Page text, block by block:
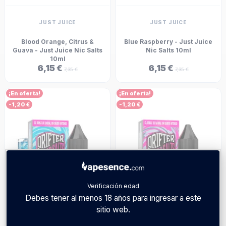
Verificación edad
Debes tener al menos 18 años para ingresar a este
sitio web.
JUST JUICE
Blood Orange, Citrus &
Guava - Just Juice Nic Salts
10ml
6,15 €7,35 €
JUST JUICE
Blue Raspberry - Just Juice
Nic Salts 10ml
6,15 € 7,35 €
¡En oferta!
-1,20 €
¡En oferta!
-1,20 €